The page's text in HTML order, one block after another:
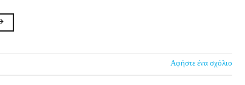
Αφήστε ένα σχόλιο